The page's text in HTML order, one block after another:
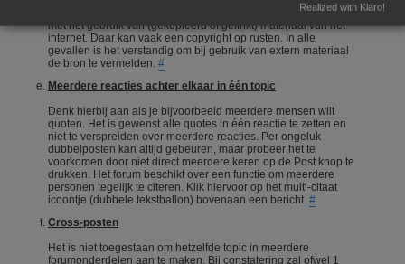
materiaal zal nooit een probleem zijn. Wees echter voorzichtig
met het gebruik van (gekopieerd of gelinkt) materiaal van het
internet. Daar kan vaak een copyright op rusten. In alle
gevallen is het verstandig om bij gebruik van extern materiaal
de bron te vermelden. #
Meerdere reacties achter elkaar in één topic
Denk hierbij aan als je bijvoorbeeld meerdere mensen wilt
quoten. Het is gewenst alle quotes in één reactie te zetten en
niet te verspreiden over meerdere reacties. Per ongeluk
dubbelposten kan altijd gebeuren, maar probeer het te
voorkomen door niet direct meerdere keren op de Post knop te
drukken. Het forum beschikt over een functie om meerdere
personen tegelijk te citeren. Klik hiervoor op het multi-citaat
icoontje (dubbele tekstballon) bovenaan een bericht. #
Cross-posten
Het is niet toegestaan om hetzelfde topic in meerdere
forumonderdelen aan te maken. Bij constatering zal ofwel 1
Realized with Klaro!